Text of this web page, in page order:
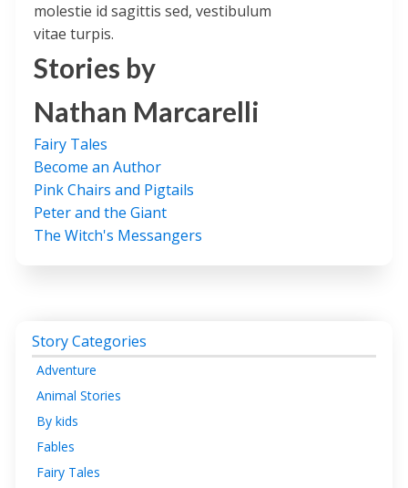
molestie id sagittis sed, vestibulum
vitae turpis.
Stories by
Nathan Marcarelli
Fairy Tales
Become an Author
Pink Chairs and Pigtails
Peter and the Giant
The Witch's Messangers
Story Categories
Adventure
Animal Stories
By kids
Fables
Fairy Tales